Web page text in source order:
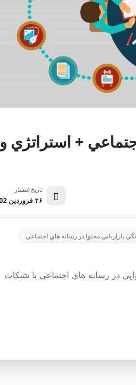
+ استراتژي و
تاریخ انتشار
۲۶ فروردین 1402
بازاريابي محتوا در رسانه هاي اجتماعي
در رسانه هاي اجتماعي يا شبكات